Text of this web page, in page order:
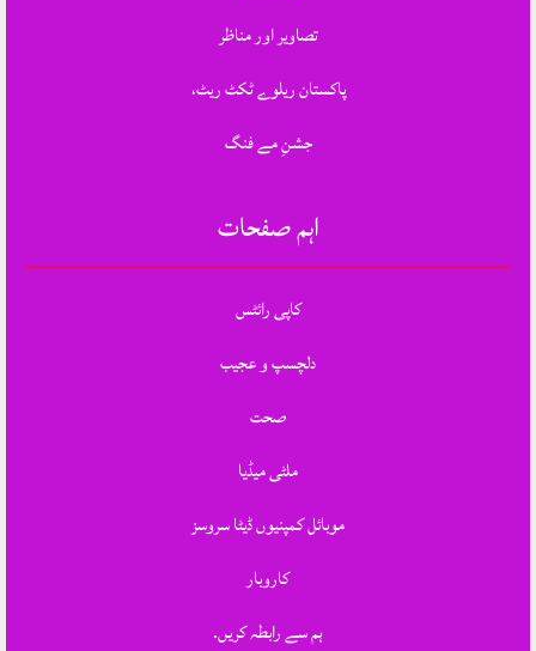
تصاویر اور مناظر
پاکستان ریلوے ٹکٹ ریٹ،
جشنِ مے فنگ
اہم صفحات
کاپی رائٹس
دلچسپ و عجیب
صحت
ملٹی میڈیا
موبائل کمپنیوں ڈیٹا سروسز
کاروبار
ہم سے رابطہ کریں.